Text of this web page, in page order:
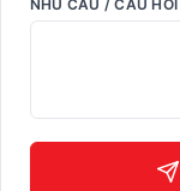
NHU CẦU / CÂU HỎI